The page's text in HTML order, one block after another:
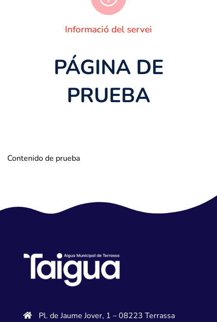
Informació del servei
PÁGINA DE
PRUEBA
Contenido de prueba
Pl. de Jaume Jover, 1 – 08223 Terrassa